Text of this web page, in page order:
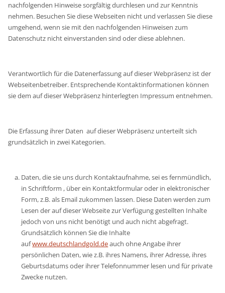
nachfolgenden Hinweise sorgfältig durchlesen und zur Kenntnis
nehmen. Besuchen Sie diese Webseiten nicht und verlassen Sie diese
umgehend, wenn sie mit den nachfolgenden Hinweisen zum
Datenschutz nicht einverstanden sind oder diese ablehnen.
Verantwortlich für die Datenerfassung auf dieser Webpräsenz ist der
Webseitenbetreiber. Entsprechende Kontaktinformationen können
sie dem auf dieser Webpräsenz hinterlegten Impressum entnehmen.
Die Erfassung ihrer Daten auf dieser Webpräsenz unterteilt sich
grundsätzlich in zwei Kategorien.
Daten, die sie uns durch Kontaktaufnahme, sei es fernmündlich,
in Schriftform , über ein Kontaktformular oder in elektronischer
Form, z.B. als Email zukommen lassen. Diese Daten werden zum
Lesen der auf dieser Webseite zur Verfügung gestellten Inhalte
jedoch von uns nicht benötigt und auch nicht abgefragt.
Grundsätzlich können Sie die Inhalte
aufwww.deutschlandgold.deauch ohne Angabe ihrer
persönlichen Daten, wie z.B. ihres Namens, ihrer Adresse, ihres
Geburtsdatums oder ihrer Telefonnummer lesen und für private
Zwecke nutzen.